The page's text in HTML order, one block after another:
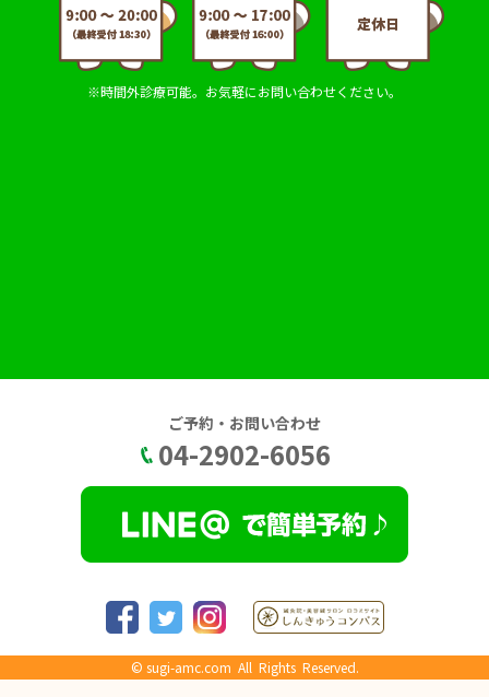
※時間外診療可能。お気軽にお問い合わせください。
ご予約・お問い合わせ
04-2902-6056
© sugi-amc.com All Rights Reserved.